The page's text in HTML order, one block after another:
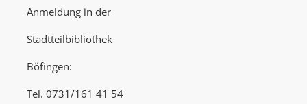
Anmeldung in der
Stadtteilbibliothek
Böfingen:
Tel. 0731/161 41 54